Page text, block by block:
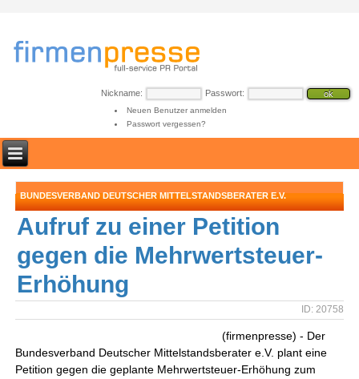
Nickname: Passwort:
Neuen Benutzer anmelden
Passwort vergessen?
BUNDESVERBAND DEUTSCHER MITTELSTANDSBERATER E.V.
Aufruf zu einer Petition
gegen die Mehrwertsteuer-
Erhöhung
ID: 20758
(firmenpresse) - Der
Bundesverband Deutscher Mittelstandsberater e.V. plant eine
Petition gegen die geplante Mehrwertsteuer-Erhöhung zum